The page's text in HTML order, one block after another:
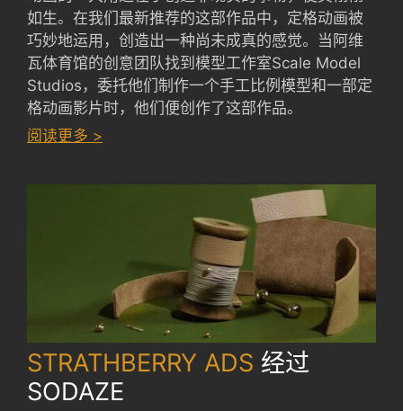
如生。在我们最新推荐的这部作品中，定格动画被
巧妙地运用，创造出一种尚未成真的感觉。当阿维
瓦体育馆的创意团队找到模型工作室Scale Model
Studios，委托他们制作一个手工比例模型和一部定
格动画影片时，他们便创作了这部作品。
阅读更多 >
STUDIOS
STRATHBERRY ADS 经过
SODAZE